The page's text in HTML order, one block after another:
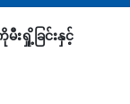
မီးရှို့ခြင်းနှင့်